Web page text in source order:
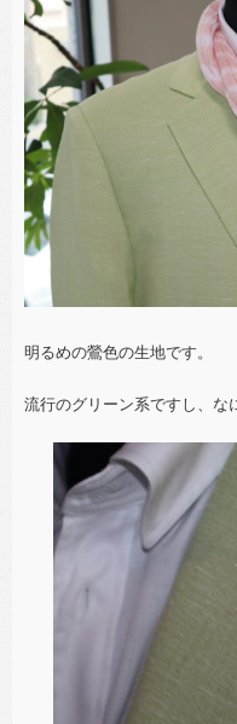
明るめの鶯色の生地です。
流行のグリーン系ですし、な